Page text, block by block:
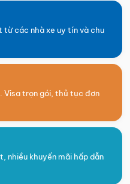
từ các nhà xe uy tín và chu
Visa trọn gói, thủ tục đơn
nhiều khuyến mãi hấp dẫn